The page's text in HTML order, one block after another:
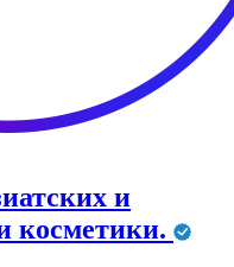
и
косметики.